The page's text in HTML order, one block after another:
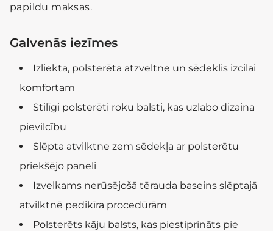
papildu maksas.
Galvenās iezīmes
Izliekta, polsterēta atzveltne un sēdeklis izcilai
komfortam
Stilīgi polsterēti roku balsti, kas uzlabo dizaina
pievilcību
Slēpta atvilktne zem sēdekļa ar polsterētu
priekšējo paneli
Izvelkams nerūsējošā tērauda baseins slēptajā
atvilktnē pedikīra procedūrām
Polsterēts kāju balsts, kas piestiprināts pie